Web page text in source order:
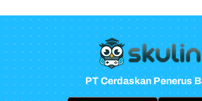
PT Cerdaskan Penerus